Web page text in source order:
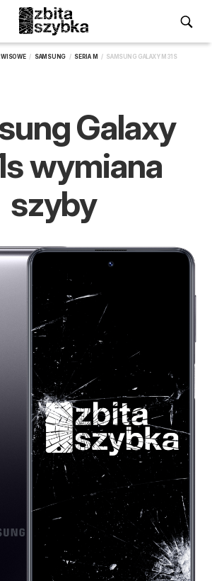
/ SAMSUNG / SERIA M / SAMSUNG GALAXY M31S
Galaxy
wymiana
szyby